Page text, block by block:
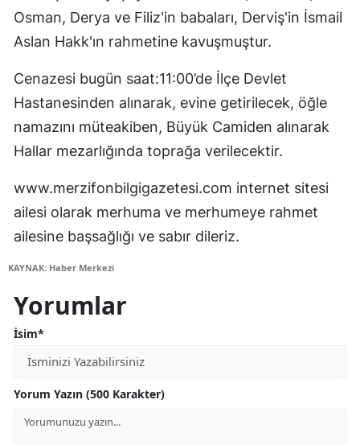
Osman, Derya ve Filiz'in babaları, Derviş'in İsmail
Aslan Hakk'ın rahmetine kavuşmuştur.
Cenazesi bugün saat:11:00’de İlçe Devlet
Hastanesinden alınarak, evine getirilecek, öğle
namazını müteakiben, Büyük Camiden alınarak
Hallar mezarlığında toprağa verilecektir.
www.merzifonbilgigazetesi.com internet sitesi
ailesi olarak merhuma ve merhumeye rahmet
ailesine başsağlığı ve sabır dileriz.
KAYNAK: Haber Merkezi
Yorumlar
İsim*
Yorum Yazın (500 Karakter)